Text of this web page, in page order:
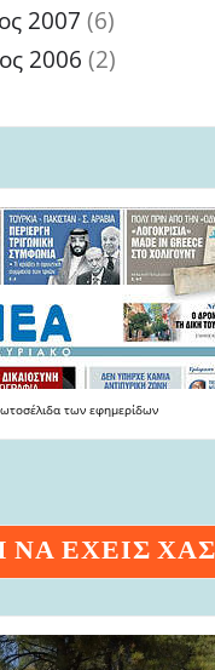
2007 (6)
2006 (2)
των εφημερίδων
ΕΧΕΙΣ